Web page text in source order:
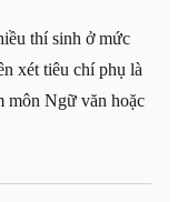
thí sinh ở mức
xét tiêu chí phụ là
môn Ngữ văn hoặc